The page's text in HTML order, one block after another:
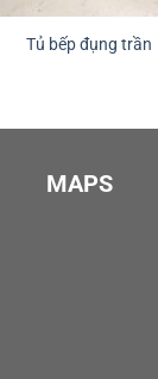
Tủ bếp đụng trần
MAPS